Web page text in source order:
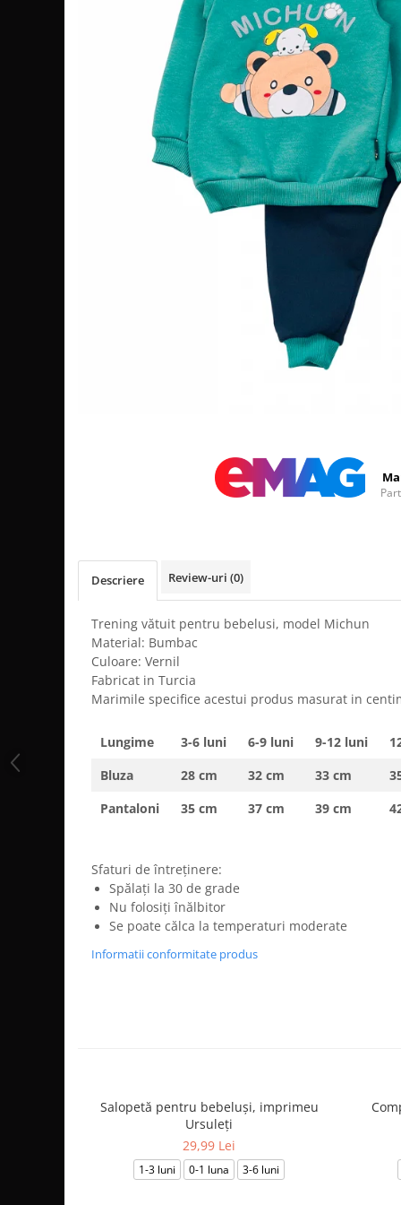
Facebook
Descriere Review-uri (0)
Trening vătuit pentru bebelusi, model Michun
Material: Bumbac
Culoare: Vernil
Fabricat in Turcia
Marimile specifice acestui produs masurat in
Lungime 3-6 luni 6-9 luni 9-12 luni
Bluza
28 cm 32 cm 33 cm
Pantaloni
35 cm 37 cm 39 cm
Sfaturi de întreținere:
Spălați la 30 de grade
Nu folosiți înălbitor
Se poate călca la temperaturi moderate
Informatii conformitate produs
Salopetă pentru bebeluși, imprimeu
Ursuleți
29,99 Lei
1-3 luni 0-1 luna 3-6 luni